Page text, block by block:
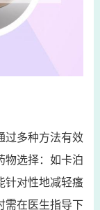
过多种方法有效
物选择：如卡泊
针对性地减轻瘙
需在医生指导下